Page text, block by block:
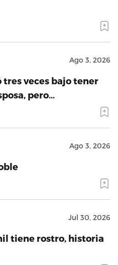
Ago 3, 2026
tres veces bajo tener
pero…
Ago 3, 2026
Jul 30, 2026
tiene rostro, historia